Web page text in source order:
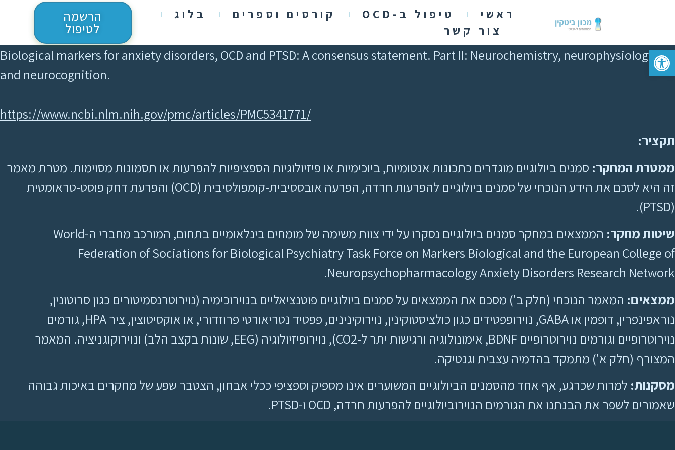
פתח סרגל נגישות
ראשי טיפול ב-OCD קורסים וספרים
בלוג
צור קשר
הרשמה
לטיפול
Biological markers for anxiety disorders, OCD and PTSD: A consensus statement. Part II: Neurochemistry, neurophysiology
and neurocognition.
https://www.ncbi.nlm.nih.gov/pmc/articles/PMC5341771/
תקציר:
ממטרת המחקר: סמנים ביולוגיים מוגדרים כתכונות אנטומיות, ביוכימיות או פיזיולוגיות הספציפיות להפרעות או תסמונות מסוימות. מטרת מאמר
זה היא לסכם את הידע הנוכחי של סמנים ביולוגיים להפרעות חרדה, הפרעה אובססיבית-קומפולסיבית (OCD) והפרעת דחק פוסט-טראומטית
(PTSD).
שיטות מחקר:
הממצאים במחקר סמנים ביולוגיים נסקרו על ידי צוות משימה של מומחים בינלאומיים בתחום, המורכב מחברי ה-World
Federation of Sociations for Biological Psychiatry Task Force on Markers Biological and the European College of
Neuropsychopharmacology Anxiety Disorders Research Network.
ממצאים: המאמר הנוכחי (חלק ב') מסכם את הממצאים על סמנים ביולוגיים פוטנציאליים בנוירוכימיה (נוירוטרנסמיטורים כגון סרוטונין,
נוראפינפרין, דופמין או GABA, נוירופפטידים כגון כולציסטוקינין, נוירוקינינים, פפטיד נטריאורטי פרוזדורי, או אוקסיטוצין, ציר HPA, גורמים
נוירוטרופיים וגורמים נוירוטרופיים BDNF, אימונולוגיה ורגישות יתר ל-CO2), נוירופיזיולוגיה (EEG, שונות בקצב הלב) ונוירוקוגניציה. המאמר
המצורף (חלק א') מתמקד בהדמיה עצבית וגנטיקה.
מסקנות: למרות שכרגע, אף אחד מהסמנים הביולוגיים המשוערים אינו מספיק וספציפי ככלי אבחון, הצטבר שפע של מחקרים באיכות גבוהה
שאמורים לשפר את הבנתנו את הגורמים הנוירוביולוגיים להפרעות חרדה, OCD ו-PTSD.